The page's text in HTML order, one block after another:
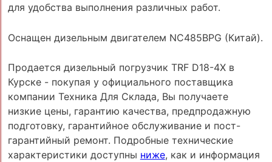
для удобства выполнения различных работ.
Оснащен дизельным двигателем NC485BPG (Китай).
Продается дизельный погрузчик TRF D18-4X в
Курске - покупая у официального поставщика
компании Техника Для Склада, Вы получаете
низкие цены, гарантию качества, предпродажную
подготовку, гарантийное обслуживание и пост-
гарантийный ремонт. Подробные технические
характеристики доступны ниже, как и информация